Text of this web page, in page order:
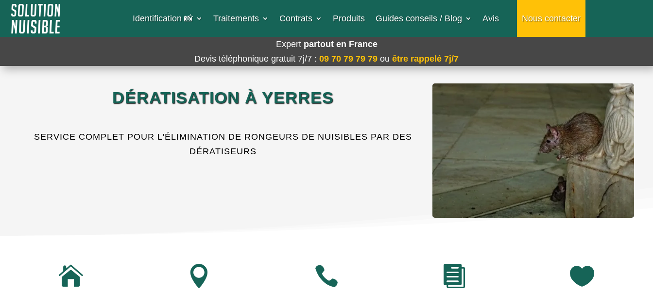
Identification 📸​ Traitements Contrats Produits Guides conseils / Blog Avis Nous contacter
Expert partout en France
Devis téléphonique gratuit 7j/7 : 09 70 79 79 79 ou être rappelé 7j/7
DÉRATISATION À YERRES
SERVICE COMPLET POUR L'ÉLIMINATION DE RONGEURS DE NUISIBLES PAR DES
DÉRATISEURS
    